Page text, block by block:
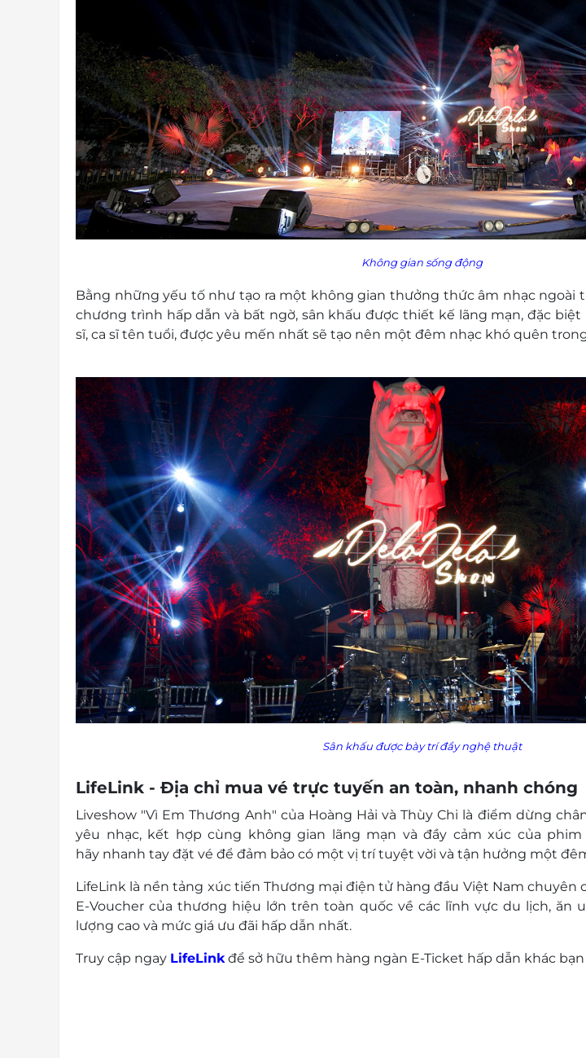
Không gian sống động
Bằng những yếu tố như tạo ra một không gian thưởng thức âm nhạc ngoài
chương trình hấp dẫn và bất ngờ, sân khấu được thiết kế lãng mạn, đặc biệt
sĩ, ca sĩ tên tuổi, được yêu mến nhất sẽ tạo nên một đêm nhạc khó quên
Sân khấu được bày trí đầy nghệ thuật
LifeLink - Địa chỉ mua vé trực tuyến an toàn, nhanh chóng
Liveshow "Vì Em Thương Anh" của Hoàng Hải và Thùy Chi là điểm dừng
yêu nhạc, kết hợp cùng không gian lãng mạn và đầy cảm xúc của phim
hãy nhanh tay đặt vé để đảm bảo có một vị trí tuyệt vời và tận hưởng một
LifeLink là nền tảng xúc tiến Thương mại điện tử hàng đầu Việt Nam chuyên
E-Voucher của thương hiệu lớn trên toàn quốc về các lĩnh vực du lịch, ăn
lượng cao và mức giá ưu đãi hấp dẫn nhất.
Truy cập ngay LifeLinkđể sở hữu thêm hàng ngàn E-Ticket hấp dẫn khác